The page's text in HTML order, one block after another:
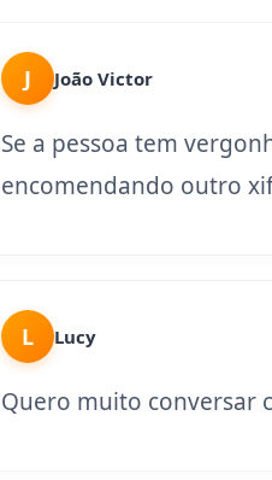
J João Victor
Se a pessoa tem
encomendando outro
L Lucy
Quero muito conversar